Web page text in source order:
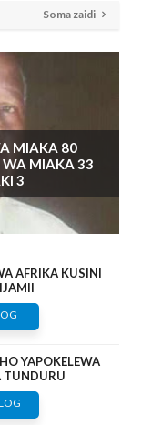
Soma zaidi
MIAKA 80
WA MIAKA 33
3
AFRIKA KUSINI
YAPOKELEWA
TUNDURU